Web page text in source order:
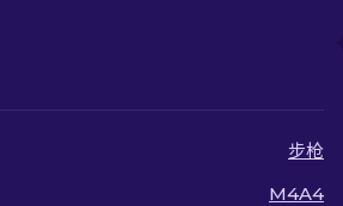
步枪
M4A4